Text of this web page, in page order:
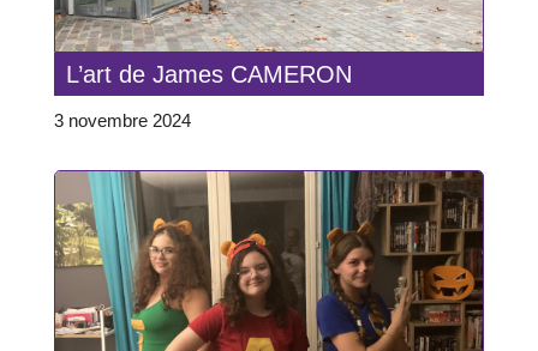
L’art de James CAMERON
3 novembre 2024